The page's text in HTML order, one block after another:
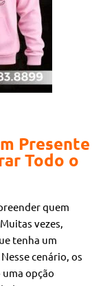
Presente
Todo o
quem
vezes,
tenha um
cenário, os
opção